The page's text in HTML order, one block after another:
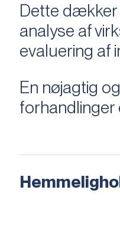
Dette dækker
analyse af
evaluering af
En nøjagtig